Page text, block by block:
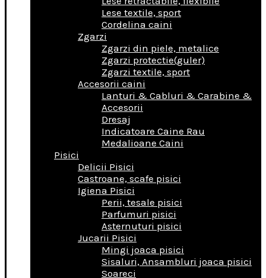
Lese textile, sport
Cordelina caini
Zgarzi
Zgarzi din piele, metalice
Zgarzi protectie(guler)
Zgarzi textile, sport
Accesorii caini
Lanturi & Cabluri & Carabine &
Accesorii
Dresaj
Indicatoare Caine Rau
Medalioane Caini
Pisici
Delicii Pisici
Castroane, scafe pisici
Igiena Pisici
Perii, tesale pisici
Parfumuri pisici
Asternuturi pisici
Jucarii Pisici
Mingi joaca pisici
Sisaluri, Ansambluri joaca pisici
Soareci